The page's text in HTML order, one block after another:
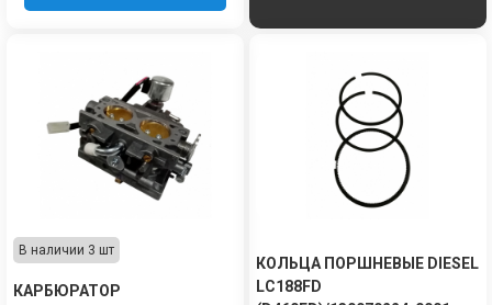
В наличии 3 шт
КАРБЮРАТОР
КОЛЬЦА ПОРШНЕВЫЕ DIESEL
LC188FD